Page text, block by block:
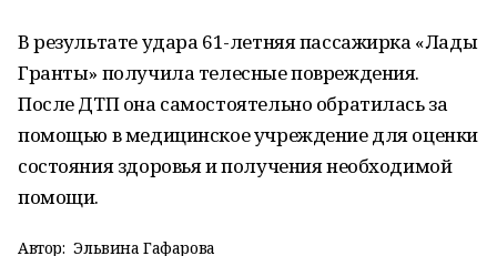
В результате удара 61-летняя пассажирка «Лады
Гранты» получила телесные повреждения.
После ДТП она самостоятельно обратилась за
помощью в медицинское учреждение для оценки
состояния здоровья и получения необходимой
помощи.
Автор: Эльвина Гафарова